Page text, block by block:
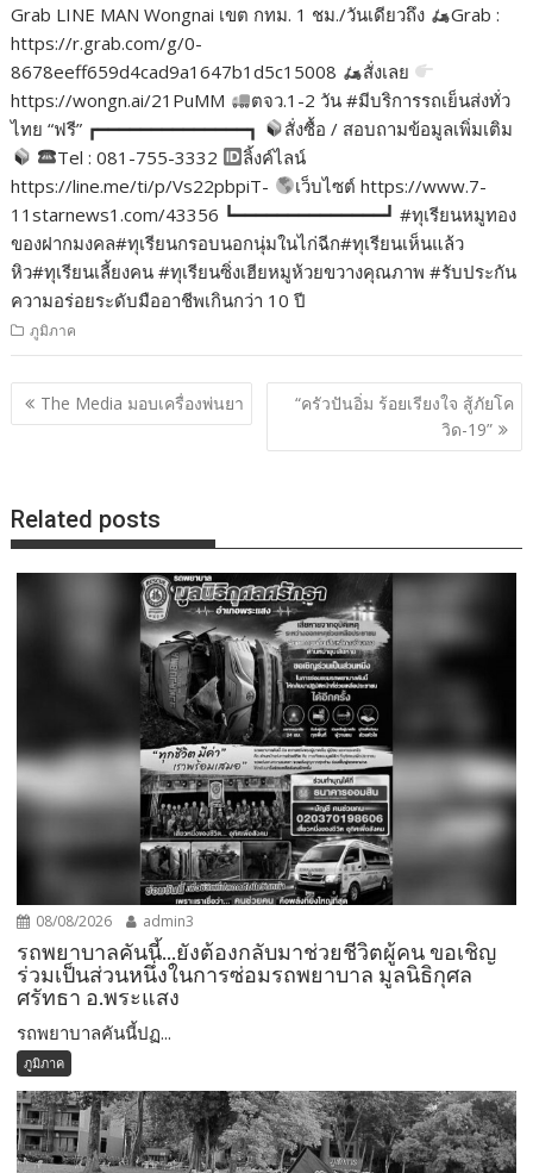
Grab LINE MAN Wongnai เขต กทม. 1 ชม./วันเดียวถึง
Grab :
https://r.grab.com/g/0-
8678eeff659d4cad9a1647b1d5c15008
สั่งเลย
https://wongn.ai/21PuMM
ตจว.1-2 วัน #มีบริการรถเย็นส่งทั่ว
ไทย “ฟรี” ┏━━━━━━━━━━━━━━┓
สั่งซื้อ / สอบถามข้อมูลเพิ่มเติม
Tel : 081-755-3332
ลิ้งค์ไลน์
https://line.me/ti/p/Vs22pbpiT-
เว็บไซต์ https://www.7-
11starnews1.com/43356 ┗━━━━━━━━━━━━━━┛ #ทุเรียนหมูทอง
ของฝากมงคล#ทุเรียนกรอบนอกนุ่มในไก่ฉีก#ทุเรียนเห็นแล้ว
หิว#ทุเรียนเลี้ยงคน #ทุเรียนซิ่งเฮียหมูห้วยขวางคุณภาพ #รับประกัน
ความอร่อยระดับมืออาชีพเกินกว่า 10 ปี
ภูมิภาค
แนะแนว
เรื่อง
The Media มอบเครื่องพ่นยา
“ครัวปันอิ่ม ร้อยเรียงใจ สู้ภัยโค
วิด-19”
Related posts
08/08/2026 admin3
รถพยาบาลคันนี้…ยังต้องกลับมาช่วยชีวิตผู้คน ขอเชิญ
ร่วมเป็นส่วนหนึ่งในการซ่อมรถพยาบาล มูลนิธิกุศล
ศรัทธา อ.พระแสง
รถพยาบาลคันนี้ปฏ...
ภูมิภาค